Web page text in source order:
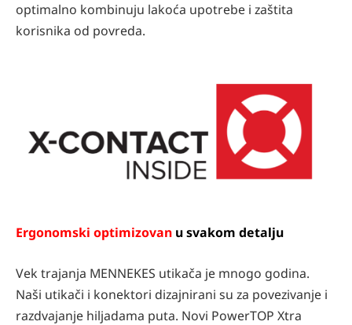
optimalno kombinuju lakoća upotrebe i zaštita
korisnika od povreda.
Ergonomski optimizovan u svakom detalju
Vek trajanja MENNEKES utikača je mnogo godina.
Naši utikači i konektori dizajnirani su za povezivanje i
razdvajanje hiljadama puta. Novi PowerTOP Xtra